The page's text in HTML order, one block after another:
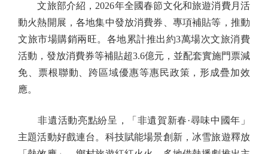
文旅部介紹，2026年全國春節文化和旅遊消費月活
動火熱開展，各地集中發放消費券、專項補貼等，推動
文旅市場購銷兩旺。各地累計推出約3萬場次文旅消費
活動，發放消費券等補貼超3.6億元，並配套實施門票減
免、票根聯動、跨區域優惠等惠民政策，形成疊加效
應。
非遺活動亮點紛呈，「非遺賀新春·尋味中國年」
主題活動好戲連台。科技賦能場景創新，冰雪旅遊釋放